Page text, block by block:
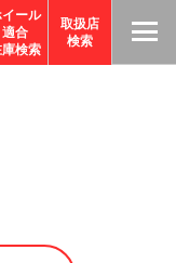
イール
適合
庫検索
取扱店
検索
T